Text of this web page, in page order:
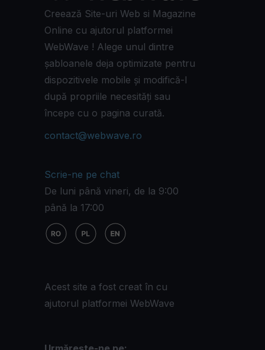
Creează Site-uri Web si Magazine
Online cu ajutorul platformei
WebWave ! Alege unul dintre
șabloanele deja optimizate pentru
dispozitivele mobile și modifică-l
după propriile necesități sau
începe cu o pagina curată.
contact@webwave.ro
Scrie-ne pe chat
De luni până vineri, de la 9:00
până la 17:00
Acest site a fost creat în cu
ajutorul platformei WebWave